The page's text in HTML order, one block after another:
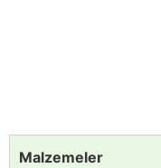
Malzemeler